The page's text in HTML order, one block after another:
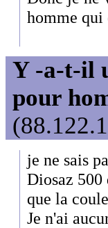
homme qui
Y -a-t-il
pour
je ne sais
Diosaz
que la
Je n'ai